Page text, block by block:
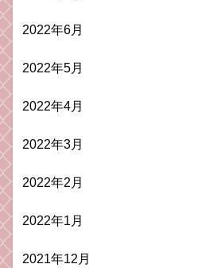
2022年6月
2022年5月
2022年4月
2022年3月
2022年2月
2022年1月
2021年12月